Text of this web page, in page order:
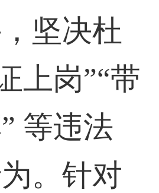
坚决杜
上岗”“带
等违法
。针对